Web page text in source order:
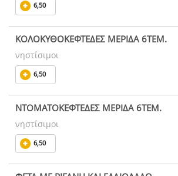
6,50
ΚΟΛΟΚΥΘΟΚΕΦΤΕΔΕΣ ΜΕΡΙΔΑ 6ΤΕΜ.
νηστίσιμοι
6,50
ΝΤΟΜΑΤΟΚΕΦΤΕΔΕΣ ΜΕΡΙΔΑ 6ΤΕΜ.
νηστίσιμοι
6,50